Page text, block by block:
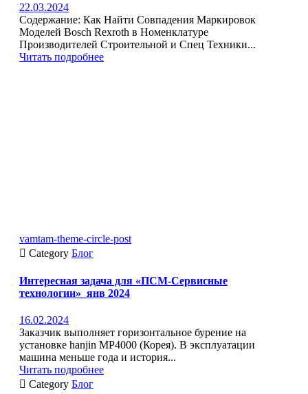
22.03.2024
Содержание: Как Найти Совпадения Маркировок
Моделей Bosch Rexroth в Номенклатуре
Производителей Строительной и Спец Техники...
Читать подробнее
vamtam-theme-circle-post
 Category Блог
Интересная задача для «ПСМ-Сервисные
технологии»_янв 2024
16.02.2024
Заказчик выполняет горизонтальное бурение на
установке hanjin MP4000 (Корея). В эксплуатации
машина меньше года и история...
Читать подробнее
 Category Блог